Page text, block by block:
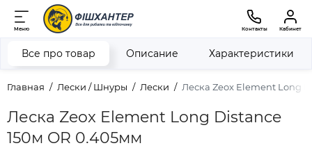
Меню Контакты Кабинет
Главная Лески / Шнуры Лески Леска Zeox Element Long
Леска Zeox Element Long Distance
150м OR 0.405мм
Все про товар Описание Характеристики